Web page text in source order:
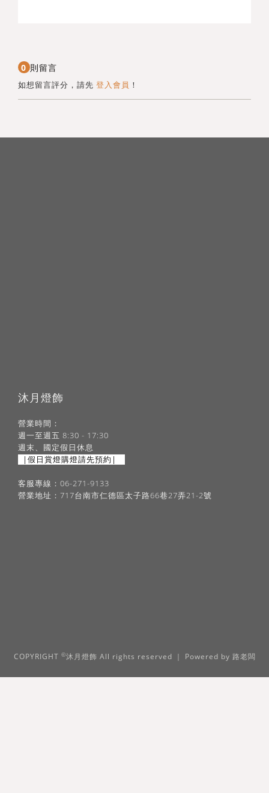
0 則留言
如想留言評分，請先 登入會員 ！
沐月燈飾
營業時間：
週一至週五 8:30 - 17:30
週末、國定假日休息
|假日賞燈購燈請先預約|
客服專線：06-271-9133
營業地址：717台南市仁德區太子路66巷27弄21-2號
COPYRIGHT ©沐月燈飾 All rights reserved ｜ Powered by 路老闆